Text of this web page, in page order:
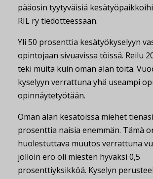
pääosin tyytyväisiä
RIL ry tiedotteessaan.
Yli 50 prosenttia kesätyökyselyyn
opintojaan sivuavissa töissä. Reilu
teki muita kuin oman alan töitä.
kyselyyn verrattuna yhä useampi
opinnäytetyötään.
Oman alan kesätöissä miehet
prosenttia naisia enemmän. Tämä
huolestuttava muutos verrattuna
jolloin ero oli miesten hyväksi 0,5
prosenttiyksikköä. Kyselyn